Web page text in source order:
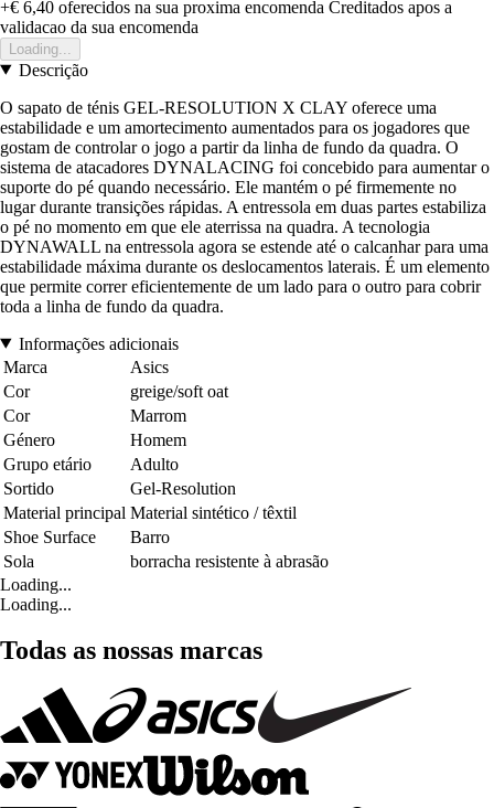
+€ 6,40 oferecidos na sua proxima encomenda Creditados apos a
validacao da sua encomenda
Loading...
Descrição
O sapato de ténis GEL-RESOLUTION X CLAY oferece uma
estabilidade e um amortecimento aumentados para os jogadores que
gostam de controlar o jogo a partir da linha de fundo da quadra. O
sistema de atacadores DYNALACING foi concebido para aumentar o
suporte do pé quando necessário. Ele mantém o pé firmemente no
lugar durante transições rápidas. A entressola em duas partes estabiliza
o pé no momento em que ele aterrissa na quadra. A tecnologia
DYNAWALL na entressola agora se estende até o calcanhar para uma
estabilidade máxima durante os deslocamentos laterais. É um elemento
que permite correr eficientemente de um lado para o outro para cobrir
toda a linha de fundo da quadra.
Informações adicionais
Marca
Asics
Cor
greige/soft oat
Cor
Marrom
Género
Homem
Grupo etário
Adulto
Sortido
Gel-Resolution
Material principal Material sintético / têxtil
Shoe Surface
Barro
Sola
borracha resistente à abrasão
Loading...
Loading...
Todas as nossas marcas